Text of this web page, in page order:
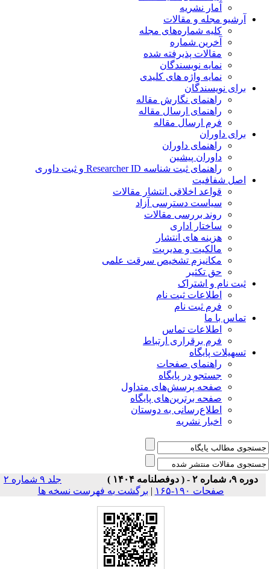
آمار نشریه
مجله و مقالات
کلیه شماره‌های مجله
آخرین شماره
مقالات پذیرفته شده
نمایه نویسندگان
نمایه واژه های کلیدی
نویسندگان
راهنمای نگارش مقاله
راهنمای ارسال مقاله
فرم ارسال مقاله
داوران
راهنمای داوران
داوران پیشین
راهنمای ثبت شناسه Researcher ID و ثبت داوری
شفافیت
قواعد اخلاقی انتشار مقالات
سیاست دسترسی آزاد
روند بررسی مقالات
ساختار اداری
هزینه های انتشار
مالکیت و مدیریت
ﻣﮑﺎﻧﯿﺰم ﺗﺸﺨﯿﺺ ﺳﺮﻗﺖ ﻋﻠﻤﯽ
حق تکثیر
نام و اشتراک
اطلاعات ثبت نام
فرم ثبت نام
با ما
اطلاعات تماس
فرم برقراری ارتباط
پایگاه
راهنمای صفحات
جستجو در پایگاه
صفحه پرسش‌های متداول
صفحه برترین‌های پایگاه
اطلاع‌رسانی به دوستان
اخبار نشریه
جلد ۹ شماره ۲
|برگشت به فهرست نسخه ها